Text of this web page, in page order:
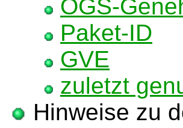
OGS-
Paket-ID
GVE
zuletzt
Hinweise zu